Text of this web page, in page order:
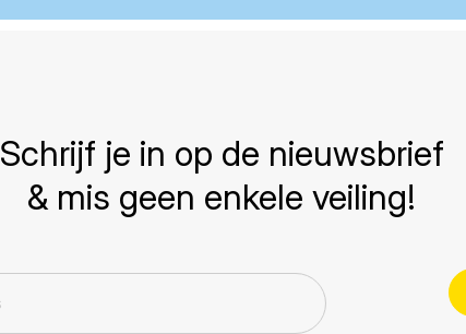
Schrijf je in op de nieuwsbrief
& mis geen enkele veiling!